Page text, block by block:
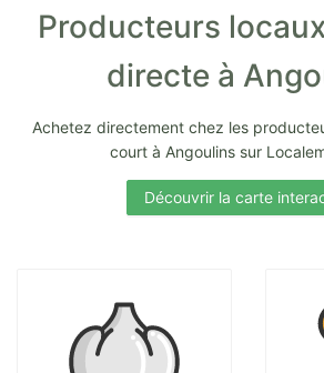
Producteurs
directe à
Achetez directement chez les
court à Angoulins sur
Découvrir la carte